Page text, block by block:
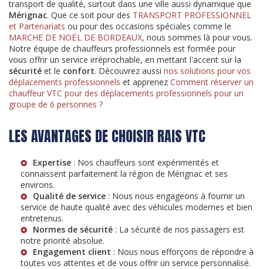
transport de qualité, surtout dans une ville aussi dynamique que
Mérignac. Que ce soit pour des TRANSPORT PROFESSIONNEL
et Partenariats ou pour des occasions spéciales comme le
MARCHE DE NOËL DE BORDEAUX, nous sommes là pour vous.
Notre équipe de chauffeurs professionnels est formée pour
vous offrir un service irréprochable, en mettant l'accent sur la
sécurité et le confort. Découvrez aussi nos solutions pour vos
déplacements professionnels et apprenez Comment réserver un
chauffeur VTC pour des déplacements professionnels pour un
groupe de 6 personnes ?
LES AVANTAGES DE CHOISIR RAIS VTC
Expertise : Nos chauffeurs sont expérimentés et
connaissent parfaitement la région de Mérignac et ses
environs.
Qualité de service : Nous nous engageons à fournir un
service de haute qualité avec des véhicules modernes et bien
entretenus.
Normes de sécurité : La sécurité de nos passagers est
notre priorité absolue.
Engagement client : Nous nous efforçons de répondre à
toutes vos attentes et de vous offrir un service personnalisé.